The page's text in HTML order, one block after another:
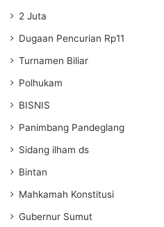
2 Juta
Dugaan Pencurian Rp11
Turnamen Biliar
Polhukam
BISNIS
Panimbang Pandeglang
Sidang ilham ds
Bintan
Mahkamah Konstitusi
Gubernur Sumut